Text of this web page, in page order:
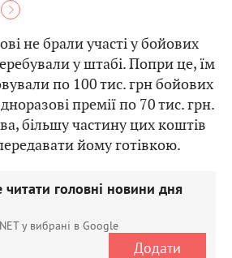
не брали участі у бойових
у штабі. Попри це, їм
по 100 тис. грн бойових
премії по 70 тис. грн.
більшу частину цих коштів
йому готівкою.
головні новини дня
у вибрані в Google
Додати